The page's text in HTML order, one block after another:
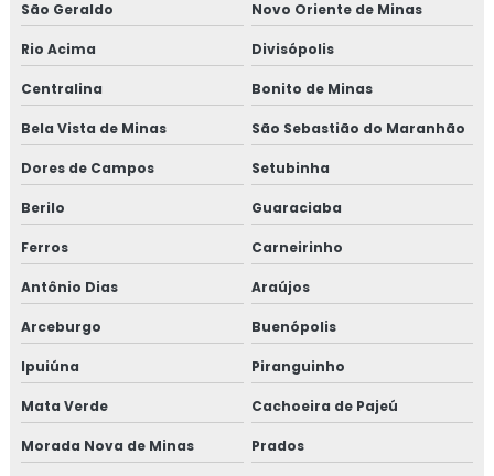
São Geraldo Novo Oriente de Minas
Rio Acima Divisópolis
Centralina Bonito de Minas
Bela Vista de Minas São Sebastião do Maranhão
Dores de Campos Setubinha
Berilo Guaraciaba
Ferros Carneirinho
Antônio Dias Araújos
Arceburgo Buenópolis
Ipuiúna Piranguinho
Mata Verde Cachoeira de Pajeú
Morada Nova de Minas Prados